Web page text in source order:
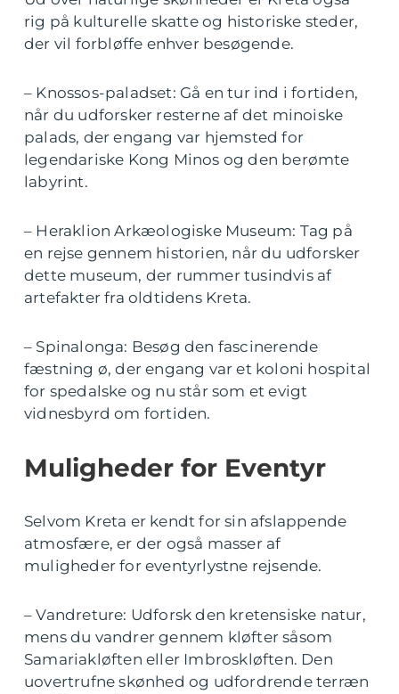
rig på kulturelle skatte og historiske steder,
der vil forbløffe enhver besøgende.
– Knossos-paladset: Gå en tur ind i fortiden,
når du udforsker resterne af det minoiske
palads, der engang var hjemsted for
legendariske Kong Minos og den berømte
labyrint.
– Heraklion Arkæologiske Museum: Tag på
en rejse gennem historien, når du udforsker
dette museum, der rummer tusindvis af
artefakter fra oldtidens Kreta.
– Spinalonga: Besøg den fascinerende
fæstning ø, der engang var et koloni hospital
for spedalske og nu står som et evigt
vidnesbyrd om fortiden.
Muligheder for Eventyr
Selvom Kreta er kendt for sin afslappende
atmosfære, er der også masser af
muligheder for eventyrlystne rejsende.
– Vandreture: Udforsk den kretensiske natur,
mens du vandrer gennem kløfter såsom
Samariakløften eller Imbroskløften. Den
uovertrufne skønhed og udfordrende terræn